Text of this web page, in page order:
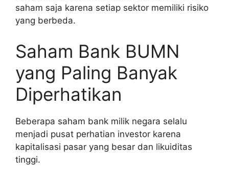
saham saja karena setiap sektor memiliki risiko
yang berbeda.
Saham Bank BUMN
yang Paling Banyak
Diperhatikan
Beberapa saham bank milik negara selalu
menjadi pusat perhatian investor karena
kapitalisasi pasar yang besar dan likuiditas
tinggi.